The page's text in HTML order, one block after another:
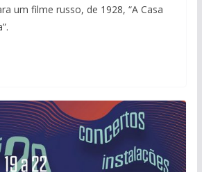
um filme russo, de 1928, “A Casa